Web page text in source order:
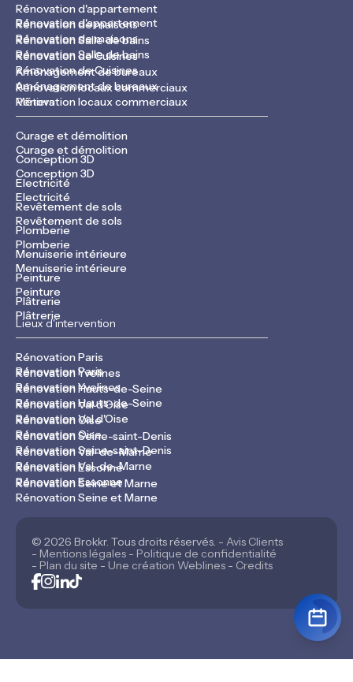
Rénovation d'appartement
Rénovation d'appartement
Rénovation de maisons
Rénovation de maisons
Rénovation Salle de bains
Rénovation Salle de bains
Rénovation de Cuisines
Rénovation de Cuisines
Aménagement de bureaux
Aménagement de bureaux
Rénovation locaux commerciaux
Rénovation locaux commerciaux
Métiers
Curage et démolition
Curage et démolition
Conception 3D
Conception 3D
Electricité
Electricité
Revêtement de sols
Revêtement de sols
Plomberie
Plomberie
Menuiserie intérieure
Menuiserie intérieure
Peinture
Peinture
Plâtrerie
Plâtrerie
Lieux d'intervention
Rénovation Paris
Rénovation Paris
Rénovation Yvelines
Rénovation Yvelines
Rénovation Hauts-de-Seine
Rénovation Hauts-de-Seine
Rénovation Val d'Oise
Rénovation Val d'Oise
Rénovation Oise
Rénovation Oise
Rénovation Seine-saint-Denis
Rénovation Seine-saint-Denis
Rénovation Val-de-Marne
Rénovation Val-de-Marne
Rénovation Essonne
Rénovation Essonne
Rénovation Seine et Marne
Rénovation Seine et Marne
© 2026 Brokkr. Tous droits réservés. - Avis Clients
- Mentions légales - Politique de confidentialité
- Plan du site - Une création Weblines - Credits